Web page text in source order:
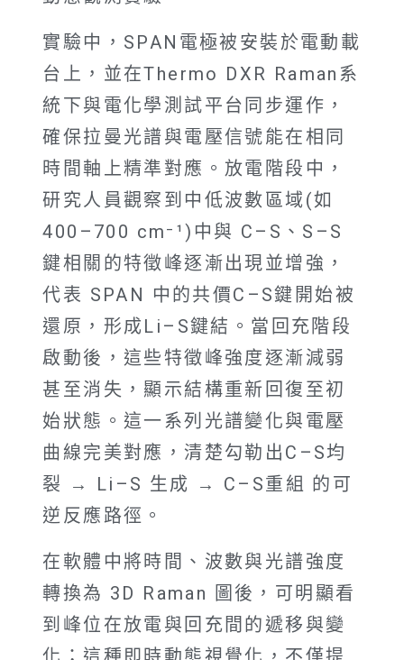
實驗中，SPAN電極被安裝於電動載
台上，並在Thermo DXR Raman系
統下與電化學測試平台同步運作，
確保拉曼光譜與電壓信號能在相同
時間軸上精準對應。放電階段中，
研究人員觀察到中低波數區域(如
400–700 cm⁻¹)中與 C–S、S–S
鍵相關的特徵峰逐漸出現並增強，
代表 SPAN 中的共價C–S鍵開始被
還原，形成Li–S鍵結。當回充階段
啟動後，這些特徵峰強度逐漸減弱
甚至消失，顯示結構重新回復至初
始狀態。這一系列光譜變化與電壓
曲線完美對應，清楚勾勒出C–S均
裂 → Li–S 生成 → C–S重組 的可
逆反應路徑。
在軟體中將時間、波數與光譜強度
轉換為 3D Raman 圖後，可明顯看
到峰位在放電與回充間的遞移與變